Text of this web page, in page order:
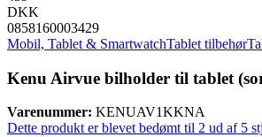
DKK
0858160003429
Mobil, Tablet & SmartwatchTablet tilbehør
Kenu Airvue bilholder til tablet
Varenummer: KENUAV1KKNA
Dette produkt er blevet bedømt til 2 ud af 5